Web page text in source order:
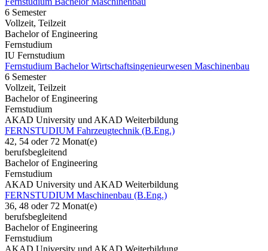
6 Semester
Vollzeit, Teilzeit
Bachelor of Engineering
Fernstudium
IU Fernstudium
Fernstudium Bachelor Wirtschaftsingenieurwesen Maschinenbau
6 Semester
Vollzeit, Teilzeit
Bachelor of Engineering
Fernstudium
AKAD University und AKAD Weiterbildung
FERNSTUDIUM Fahrzeugtechnik (B.Eng.)
42, 54 oder 72 Monat(e)
berufsbegleitend
Bachelor of Engineering
Fernstudium
AKAD University und AKAD Weiterbildung
FERNSTUDIUM Maschinenbau (B.Eng.)
36, 48 oder 72 Monat(e)
berufsbegleitend
Bachelor of Engineering
Fernstudium